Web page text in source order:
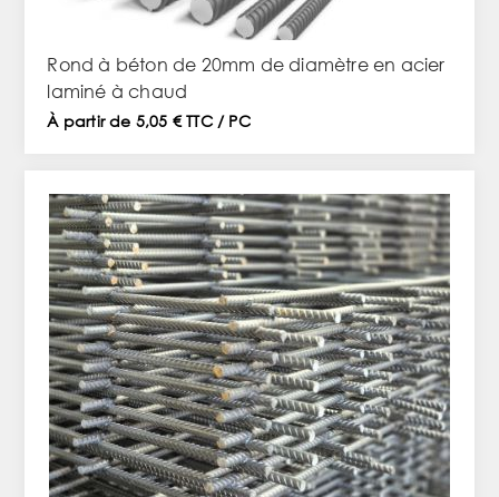
Rond à béton de 20mm de diamètre en acier
laminé à chaud
À partir de 5,05 € TTC / PC